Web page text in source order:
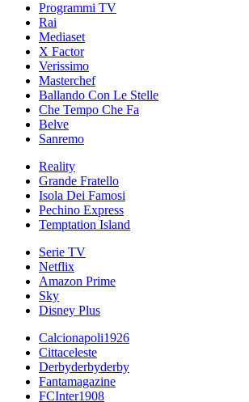
Programmi TV
Rai
Mediaset
X Factor
Verissimo
Masterchef
Ballando Con Le Stelle
Che Tempo Che Fa
Belve
Sanremo
Reality
Grande Fratello
Isola Dei Famosi
Pechino Express
Temptation Island
Serie TV
Netflix
Amazon Prime
Sky
Disney Plus
Calcionapoli1926
Cittaceleste
Derbyderbyderby
Fantamagazine
FCInter1908